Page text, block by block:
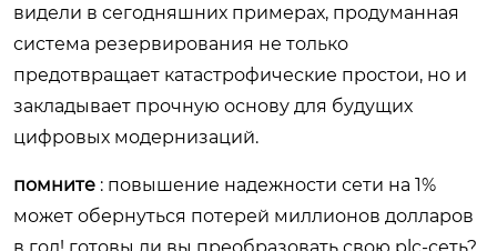
видели в сегодняшних примерах, продуманная
система резервирования не только
предотвращает катастрофические простои, но и
закладывает прочную основу для будущих
цифровых модернизаций.
помните : повышение надежности сети на 1%
может обернуться потерей миллионов долларов